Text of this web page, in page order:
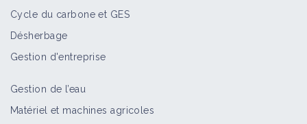
Éthuse ciguë
Cycle du carbone et GES
Désherbage
Gestion d'entreprise
Gestion de l’eau
Matériel et machines agricoles